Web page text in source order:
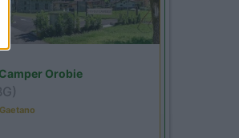
Orobie